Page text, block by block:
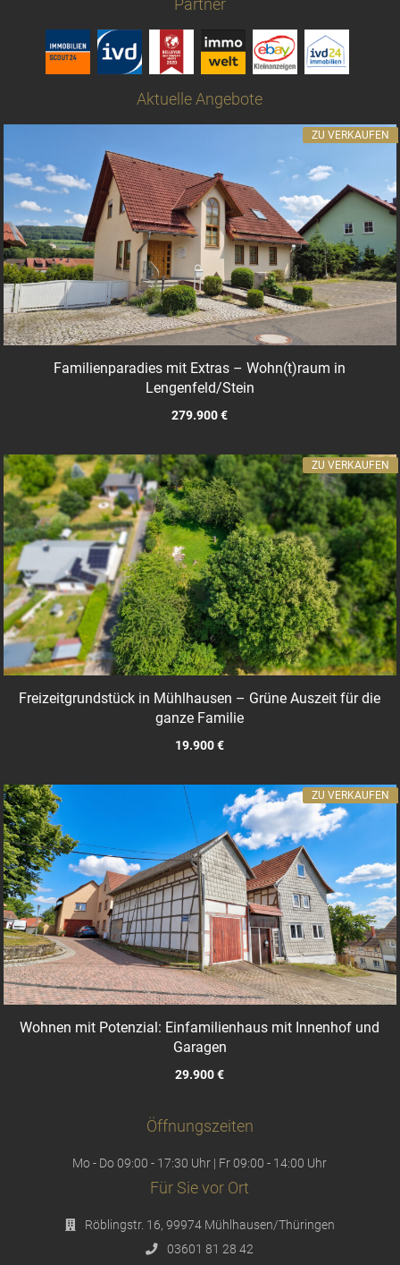
Partner
Aktuelle Angebote
Familienparadies mit Extras – Wohn(t)raum in
Lengenfeld/Stein
279.900 €
ZU VERKAUFEN
Freizeitgrundstück in Mühlhausen – Grüne Auszeit für die
ganze Familie
19.900 €
ZU VERKAUFEN
Wohnen mit Potenzial: Einfamilienhaus mit Innenhof und
Garagen
29.900 €
ZU VERKAUFEN
Öffnungszeiten
Mo - Do 09:00 - 17:30 Uhr | Fr 09:00 - 14:00 Uhr
Für Sie vor Ort
Röblingstr. 16, 99974 Mühlhausen/Thüringen
03601 81 28 42